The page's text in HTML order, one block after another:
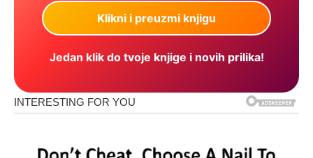
Jedan klik do tvoje knjige i novih prilika!